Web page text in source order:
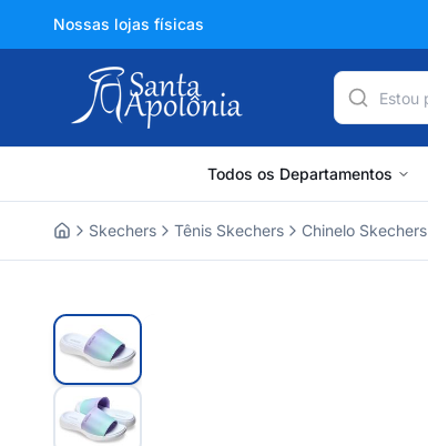
Nossas lojas físicas
Todos os Departamentos
Skechers Tênis Skechers Chinelo Skechers